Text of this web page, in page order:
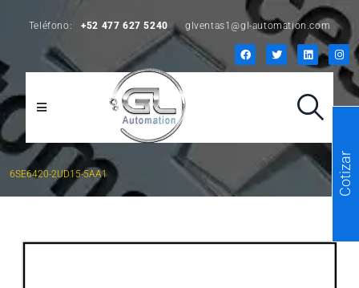
Teléfono: +52 477 627 5240 glventas1@gl-automation.com
6SE6420-2UD15-5AA1 Cotizar